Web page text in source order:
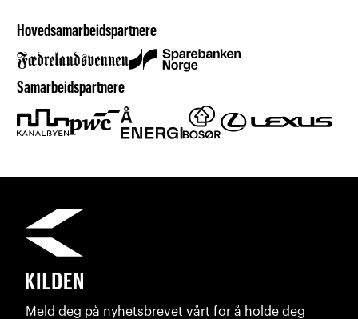
Hovedsamarbeidspartnere
Samarbeidspartnere
Meld deg på nyhetsbrevet vårt for å holde deg